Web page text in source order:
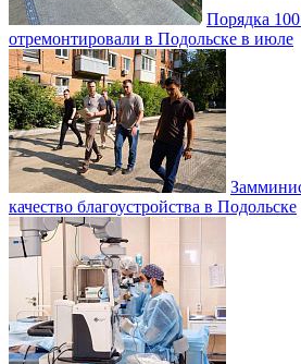
Порядка
отремонтировали в Подольске в июле
качество благоустройства в Подольске